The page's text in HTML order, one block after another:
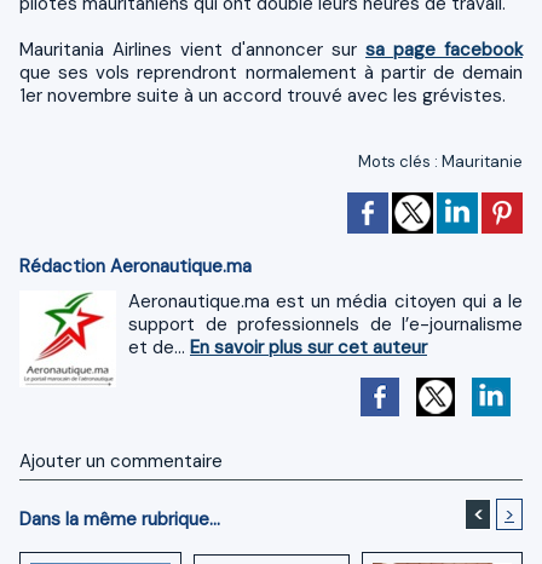
Mauritania Airlines vient d'annoncer sur sa page facebook
que ses vols reprendront normalement à partir de demain
1er novembre suite à un accord trouvé avec les grévistes.
Mots clés : Mauritanie
Rédaction Aeronautique.ma
Aeronautique.ma est un média citoyen qui a le
support de professionnels de l’e-journalisme
et de... En savoir plus sur cet auteur
Ajouter un commentaire
Dans la même rubrique... < >